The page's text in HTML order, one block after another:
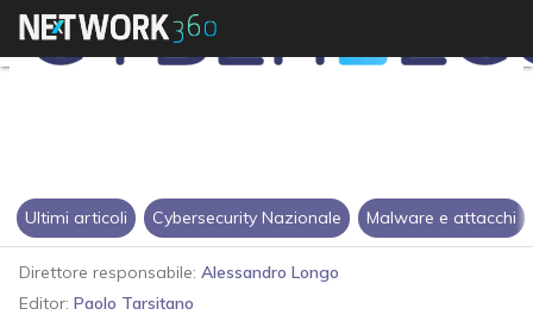
Ultimi articoli Cybersecurity Nazionale Malware e attacchi
Direttore responsabile: Alessandro Longo
Editor: Paolo Tarsitano